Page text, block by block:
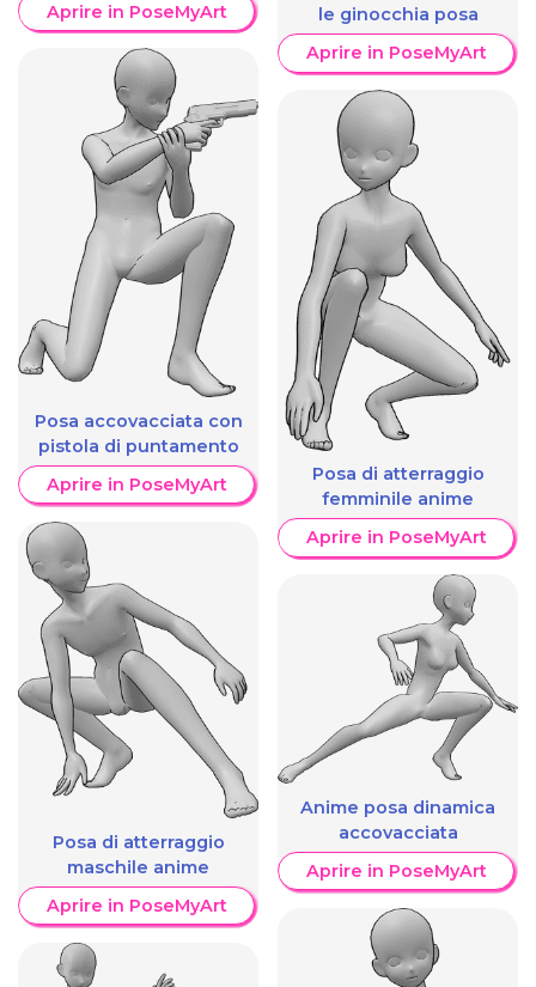
Aprire in PoseMyArt
Posa accovacciata con
pistola di puntamento
Aprire in PoseMyArt
Posa di atterraggio
maschile anime
Aprire in PoseMyArt
le ginocchia posa
Aprire in PoseMyArt
Posa di atterraggio
femminile anime
Aprire in PoseMyArt
Anime posa dinamica
accovacciata
Aprire in PoseMyArt